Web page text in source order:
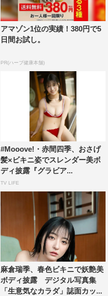
アマゾン1位の実績！380円で5
日間お試し。
PR(ハーブ健康本舗)
#Mooove!・赤間四季、おさげ
髪×ビキニ姿でスレンダー美ボ
ディ披露『グラビア...
TV LIFE
麻倉瑞季、春色ビキニで妖艶美
ボディ披露 デジタル写真集
「生意気なカラダ」誌面カッ...